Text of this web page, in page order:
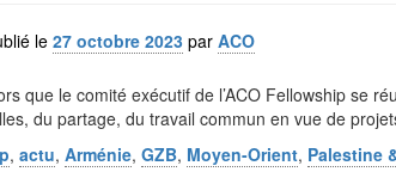
le 27 octobre 2023par ACO
que le comité exécutif de l’ACO Fellowship se
du partage, du travail commun en vue de
, actu, Arménie, GZB, Moyen-Orient, Palestine